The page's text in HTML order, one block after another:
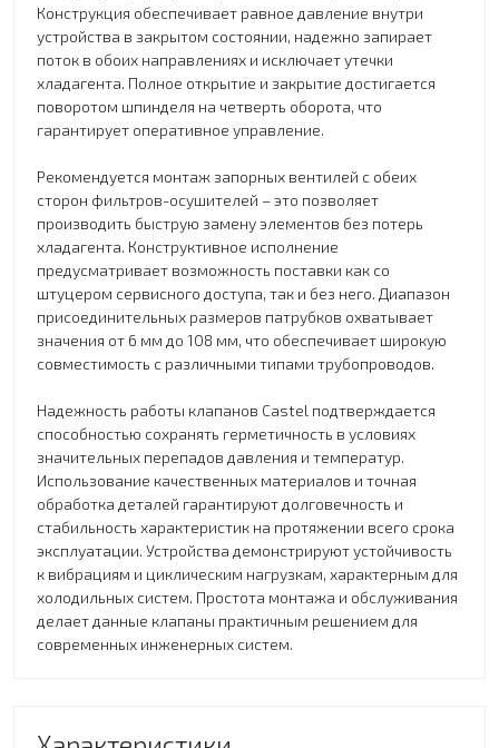
Конструкция обеспечивает равное давление внутри
устройства в закрытом состоянии, надежно запирает
поток в обоих направлениях и исключает утечки
хладагента. Полное открытие и закрытие достигается
поворотом шпинделя на четверть оборота, что
гарантирует оперативное управление.
Рекомендуется монтаж запорных вентилей с обеих
сторон фильтров-осушителей – это позволяет
производить быструю замену элементов без потерь
хладагента. Конструктивное исполнение
предусматривает возможность поставки как со
штуцером сервисного доступа, так и без него. Диапазон
присоединительных размеров патрубков охватывает
значения от 6 мм до 108 мм, что обеспечивает широкую
совместимость с различными типами трубопроводов.
Надежность работы клапанов Castel подтверждается
способностью сохранять герметичность в условиях
значительных перепадов давления и температур.
Использование качественных материалов и точная
обработка деталей гарантируют долговечность и
стабильность характеристик на протяжении всего срока
эксплуатации. Устройства демонстрируют устойчивость
к вибрациям и циклическим нагрузкам, характерным для
холодильных систем. Простота монтажа и обслуживания
делает данные клапаны практичным решением для
современных инженерных систем.